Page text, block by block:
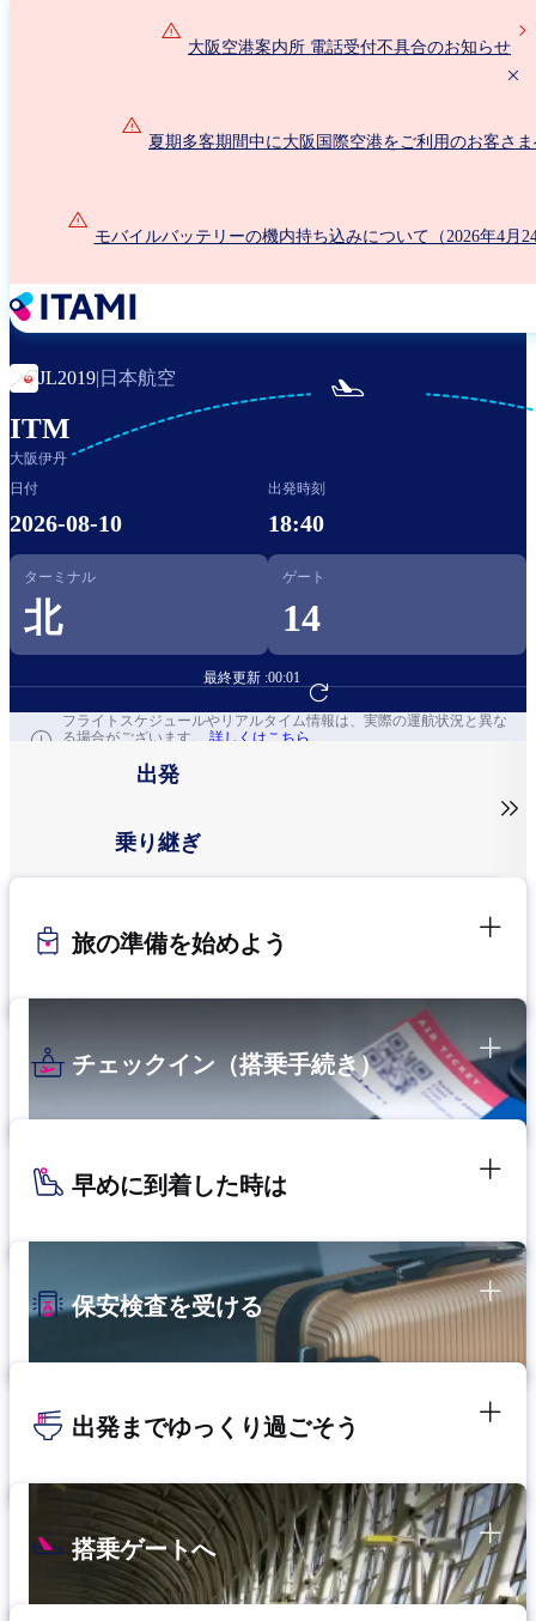
大阪空港案内所 電話受付不具合のお知らせ
夏期多客期間中に大阪国際空港をご利用のお客さ
モバイルバッテリーの機内持ち込みについて（2026年4月
JL2019| 日本航空
ITM
大阪伊丹

日付
2026-08-10
出発時刻
18:40
ターミナル
北
ゲート
14
最終更新 :00:01
フライト予約へ
フライトスケジュールやリアルタイム情報は、実際の運航状況と異な
る場合がございます。 詳しくはこちら
出発
乗り継ぎ

旅の準備を始めよう
チェックイン（搭乗手続き）
早めに到着した時は
保安検査を受ける
出発までゆっくり過ごそう
搭乗ゲートへ